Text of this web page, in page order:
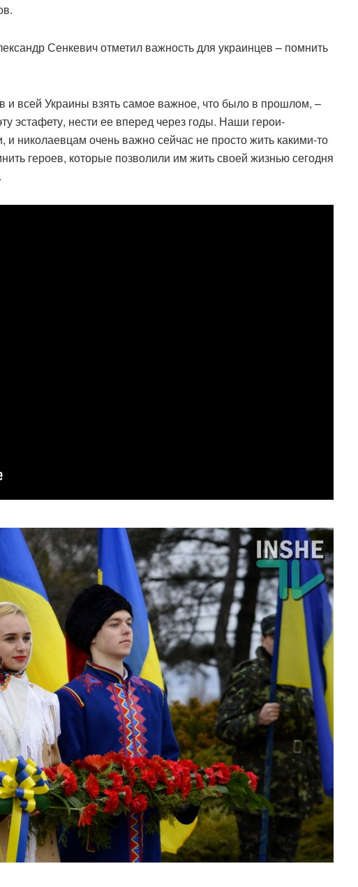
Сенкевич отметил важность для украинцев – помнить
и всей Украины взять самое важное, что было в прошлом, –
эстафету, нести ее вперед через годы. Наши герои-
и николаевцам очень важно сейчас не просто жить какими-то
героев, которые позволили им жить своей жизнью сегодня